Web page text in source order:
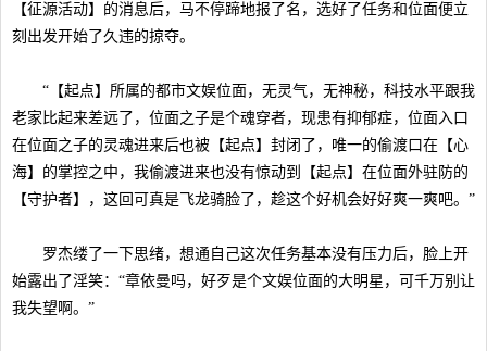
【征源活动】的消息后，马不停蹄地报了名，选好了任务和位面便立
刻出发开始了久违的掠夺。
“【起点】所属的都市文娱位面，无灵气，无神秘，科技水平跟我
老家比起来差远了，位面之子是个魂穿者，现患有抑郁症，位面入口
在位面之子的灵魂进来后也被【起点】封闭了，唯一的偷渡口在【心
海】的掌控之中，我偷渡进来也没有惊动到【起点】在位面外驻防的
【守护者】，这回可真是飞龙骑脸了，趁这个好机会好好爽一爽吧。”
罗杰缕了一下思绪，想通自己这次任务基本没有压力后，脸上开
始露出了淫笑：“章依曼吗，好歹是个文娱位面的大明星，可千万别让
我失望啊。”